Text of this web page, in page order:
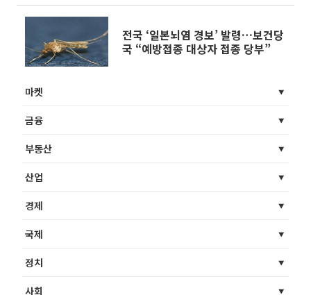
전국 ‘일본뇌염 경보’ 발령…보건당
국 “예방접종 대상자 접종 당부”
마켓
금융
부동산
산업
경제
국제
정치
사회